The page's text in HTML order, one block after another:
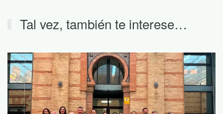
Tal vez, también te interese…